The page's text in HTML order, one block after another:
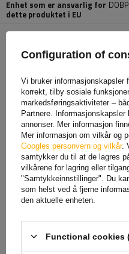
Enhet som er ansvarlig for
dette produktet i EU
90x40mm reflektorlampe
8,85 NOKnetto
Configuration of
Vi bruker informasjonskapsler
korrekt, tilby sosiale
markedsføringsaktiviteter –
Partnere.
annonser. Mer informasjon
Mer informasjon om vilkår og
Googles personvern og vilkår.
samtykker du til at de lagres
vilkårene for lagring eller
"Samtykkeinnstillinger". Du
som helst ved å fjerne
den aktuelle enheten.
Functional cookies